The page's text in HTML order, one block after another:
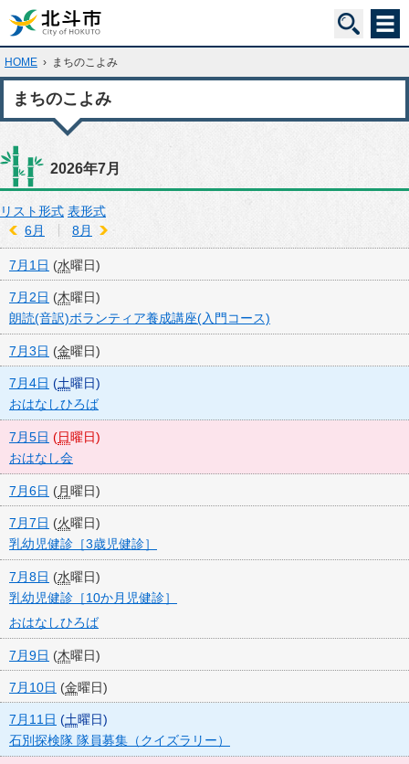
HOME › まちのこよみ
まちのこよみ
2026年7月
リスト形式 表形式
6月
8月
7月1日 (水曜日)
7月2日 (木曜日)
朗読(音訳)ボランティア養成講座(入門コース)
7月3日 (金曜日)
7月4日 (土曜日)
おはなしひろば
7月5日 (日曜日)
おはなし会
7月6日 (月曜日)
7月7日 (火曜日)
乳幼児健診［3歳児健診］
7月8日 (水曜日)
乳幼児健診［10か月児健診］
おはなしひろば
7月9日 (木曜日)
7月10日 (金曜日)
7月11日 (土曜日)
石別探検隊 隊員募集（クイズラリー）